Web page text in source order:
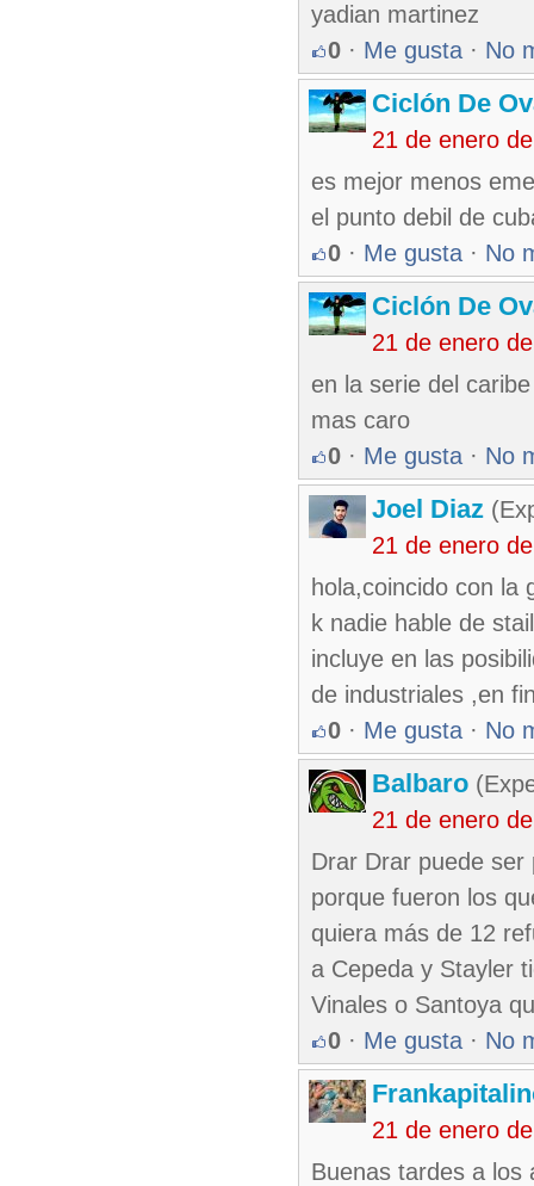
yadian martinez
0 · Me gusta · No
Ciclón De
21 de enero
es mejor menos
el punto debil de
0 · Me gusta · No
Ciclón De
21 de enero
en la serie del
mas caro
0 · Me gusta · No
Joel Diaz
21 de enero
hola,coincido con la
k nadie hable de
incluye en las
de industriales ,en
0 · Me gusta · No
Balbaro
21 de enero
Drar Drar puede ser
porque fueron los
quiera más de 12
a Cepeda y Stayler
Vinales o Santoya
0 · Me gusta · No
21 de enero
Buenas tardes a los